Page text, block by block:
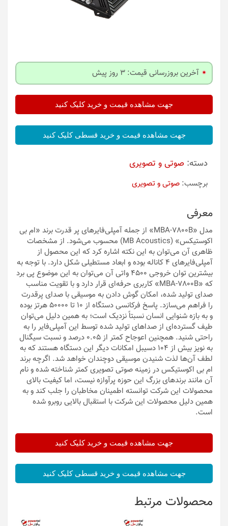
آخرین بروزرسانی قیمت: 3 روز پیش
جهت مشاهده قیمت و خرید کلیک کنید
جهت مشاهده قیمت و خرید قسطی کلیک کنید
دسته: صوتی و تصویری
برچسب: صوتی و تصویری
معرفی
مدل «MBA-7800B» از جمله آمپلی‌فایرهای پر قدرت برند «ام‌ بی
اکوستیکس» (MB Acoustics) محسوب می‌شود. از مشخصات
ظاهری آن می‌توان به این نکته اشاره کرد که این محصول از
آمپلی‌فایرهای 4 کاناله بوده و ابعاد مستطیلی شکل دارد. با توجه به
بیشترین توان خروجی 4500 واتی آن می‌توان به این موضوع پی برد
که «MBA-7800B» کاربری حرفه‌ای قرار دارد و با تقویت مناسب
صدای تولید شده، امکان گوش دادن به موسیقی با صدای پرقدرت
را فراهم می‌سازد. پاسخ فرکانسی دستگاه از 10 تا 50000 هرتز بوده
و به بازه شنوایی انسان نسبتاً نزدیک است؛ به همین دلیل می‌توان
طیف گسترده‌ای از صداهای تولید شده توسط این آمپلی‌فایر را به
راحتی شنید. همچنین اعوجاح کمتر از 0.05 درصد و نسبت سیگنال
به نویز بیش از 104 دسیبل امکانات دیگر این دستگاه هستند که به
لطف ‌آن‌ها لذت شنیدن موسیقی دوچندان خواهد شد. اگرچه برند
ام بی اکوستیکس در زمینه صوتی تصویری کمتر شناخته شده و نام
آن مانند برندهای بزرگ این حوزه پرآوازه نیست، اما کیفیت بالای
محصولات این شرکت توانسته اطمینان مخاطبان را جلب کند و به
همین دلیل محصولات این شرکت با استقبال بالایی روبرو شده
است.
جهت مشاهده قیمت و خرید کلیک کنید
جهت مشاهده قیمت و خرید قسطی کلیک کنید
محصولات مرتبط